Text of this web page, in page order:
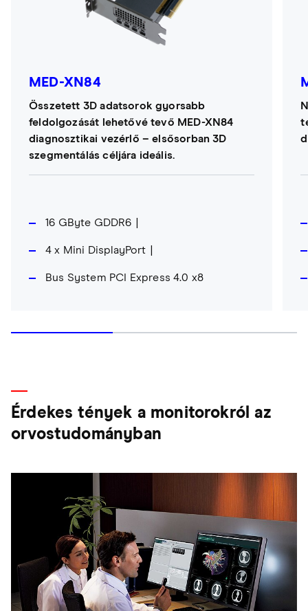
MED-XN84
Összetett 3D adatsorok gyorsabb
feldolgozását lehetővé tevő MED-XN84
diagnosztikai vezérlő – elsősorban 3D
szegmentálás céljára ideális.
16 GByte GDDR6
4 x Mini DisplayPort
Bus System PCI Express 4.0 x8
Érdekes tények a monitorokról az
orvostudományban